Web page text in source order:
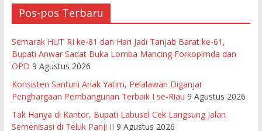
Pos-pos Terbaru
Semarak HUT RI ke-81 dan Hari Jadi Tanjab Barat ke-61,
Bupati Anwar Sadat Buka Lomba Mancing Forkopimda dan
OPD 9 Agustus 2026
Konsisten Santuni Anak Yatim, Pelalawan Diganjar
Penghargaan Pembangunan Terbaik I se-Riau 9 Agustus 2026
Tak Hanya di Kantor, Bupati Labusel Cek Langsung Jalan
Semenisasi di Teluk Panji II 9 Agustus 2026